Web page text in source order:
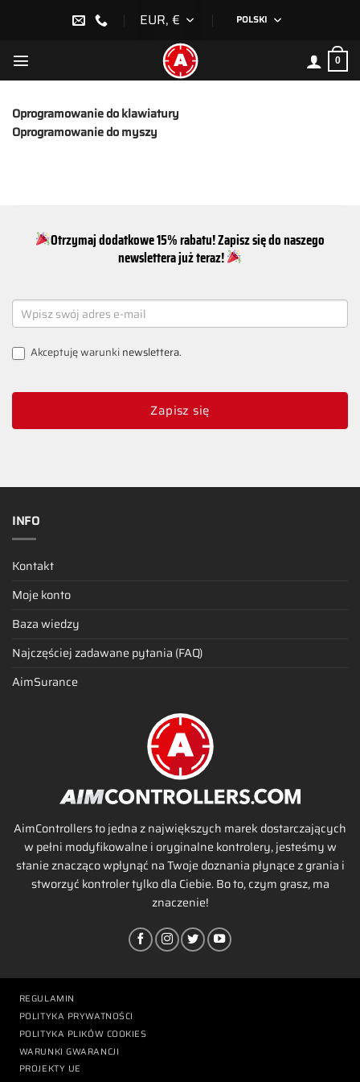
EUR, € POLSKI
0
Oprogramowanie do klawiatury
Oprogramowanie do myszy
Otrzymaj dodatkowe 15% rabatu! Zapisz się do naszego
newslettera już teraz!
NEWSLETTER
SIGNUP
Akceptuję warunkinewslettera.
Zapisz się
INFO
Kontakt
Moje konto
Baza wiedzy
Najczęściej zadawane pytania (FAQ)
AimSurance
AimControllers to jedna z największych marek dostarczających
w pełni modyfikowalne i oryginalne kontrolery, jesteśmy w
stanie znacząco wpłynąć na Twoje doznania płynące z grania i
stworzyć kontroler tylko dla Ciebie. Bo to, czym grasz, ma
znaczenie!
REGULAMIN
POLITYKA PRYWATNOŚCI
POLITYKA PLIKÓW COOKIES
WARUNKI GWARANCJI
PROJEKTY UE